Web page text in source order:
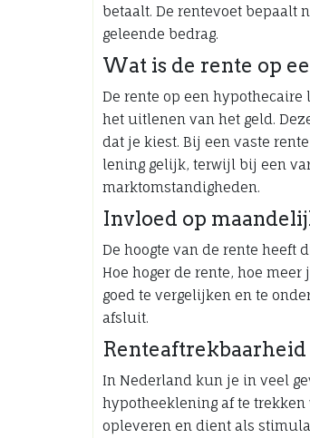
betaalt. De rentevoet
geleende bedrag.
Wat is de rente op
De rente op een
het uitlenen van het geld.
dat je kiest. Bij een vaste
lening gelijk, terwijl bij een
marktomstandigheden.
Invloed op
De hoogte van de rente heeft
Hoe hoger de rente, hoe
goed te vergelijken en te
afsluit.
Renteaftrekbaarheid
In Nederland kun je in veel
hypotheeklening af te
opleveren en dient als